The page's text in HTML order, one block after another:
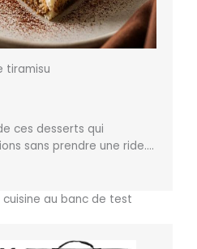
tiramisu
ces desserts qui
sans prendre une ride….
au banc de test